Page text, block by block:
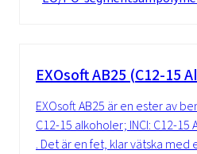
EXOsoft AB25 (C12-15
EXOsoft AB25 är en ester av
C12-15 alkoholer; INCI: C12-15
. Det är en fet, klar vätska med